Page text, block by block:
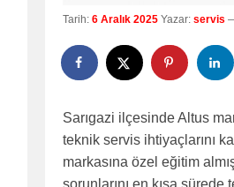
Tarih: 6 Aralık 2025 Yazar: servis
Sarıgazi ilçesinde Altus
teknik servis ihtiyaçlarını
markasına özel eğitim
sorunlarını en kısa